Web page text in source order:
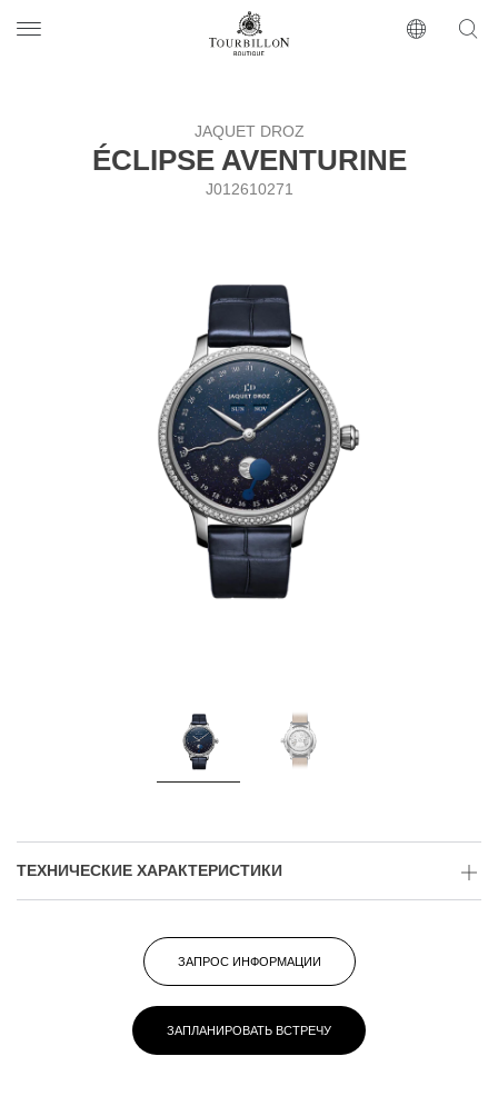
https://www.tourbillon.com/index.php/ru
JAQUET DROZ
ÉCLIPSE AVENTURINE
J012610271
ТЕХНИЧЕСКИЕ ХАРАКТЕРИСТИКИ
ЗАПРОС ИНФОРМАЦИИ
ЗАПЛАНИРОВАТЬ ВСТРЕЧУ